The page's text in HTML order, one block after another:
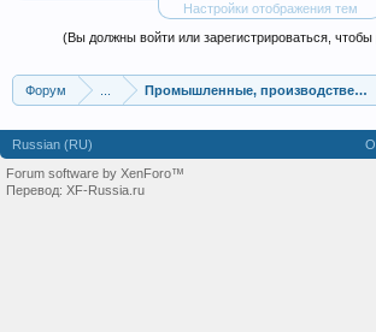
Настройки отображения тем
(Вы должны войти или зарегистрироваться,
Форум Промышленные,
Russian (RU)
Forum software by XenForo™
Перевод: XF-Russia.ru